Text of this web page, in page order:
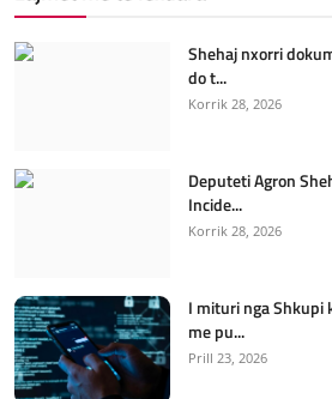
Shehaj nxorri
do t...
Korrik 28, 2026
Deputeti Agron
Incide...
Korrik 28, 2026
I mituri nga Shkupi
me pu...
Prill 23, 2026